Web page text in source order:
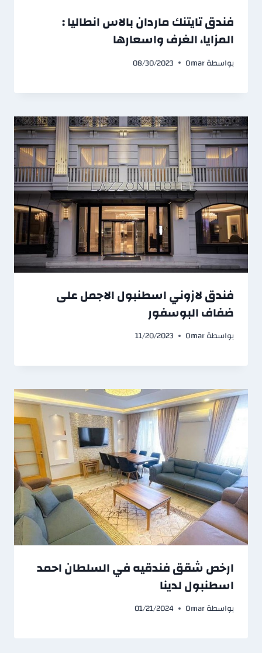
فندق تايتنك ماردان بالاس انطاليا :
المزايا، الغرف واسعارها
بواسطةOmar
08/30/2023
فندق لازوني اسطنبول الاجمل على
ضفاف البوسفور
بواسطةOmar
11/20/2023
ارخص شقق فندقيه في السلطان احمد
اسطنبول لدينا
بواسطةOmar
01/21/2024